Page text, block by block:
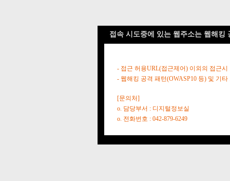
접속 시도중에 있는 웹주소는 웹해킹
- 접근 허용URL(접근제어) 이외의 접근시
- 웹해킹 공격 패턴(OWASP10 등) 및 기
[문의처]
o. 담당부서 : 디지털정보실
o. 전화번호 : 042-879-6249